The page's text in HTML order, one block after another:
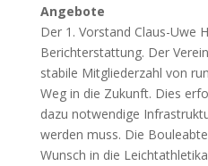
Angebote
Der 1. Vorstand Claus-Uwe
Berichterstattung. Der
stabile Mitgliederzahl von
Weg in die Zukunft. Dies
dazu notwendige
werden muss. Die
Wunsch in die